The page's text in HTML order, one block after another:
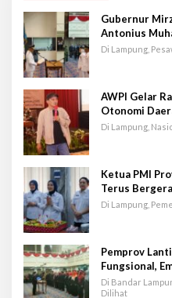
Gubernur
Antonius
Wakil Bupati
Di Lampung,
AWPI Gelar
Otonomi
Di Lampung,
Ketua PMI
Terus
Di Lampung,
Pemprov
Fungsional,
Di Bandar
Dilihat